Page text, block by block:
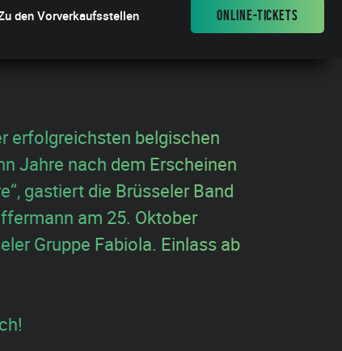
den Vorverkaufsstellen ONLINE-TICKETS
erfolgreichsten belgischen
Jahre nach dem Erscheinen
gastiert die Brüsseler Band
am 25. Oktober
Gruppe Fabiola. Einlass ab